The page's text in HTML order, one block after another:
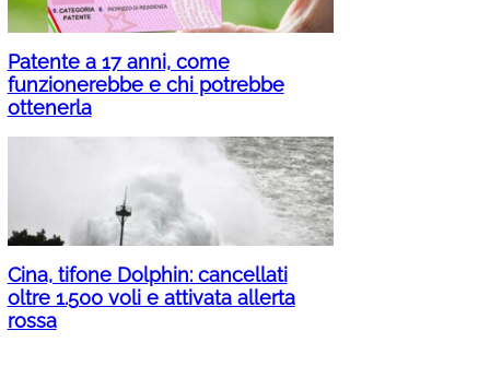
Patente a 17 anni, come
funzionerebbe e chi potrebbe
ottenerla
Cina, tifone Dolphin: cancellati
oltre 1.500 voli e attivata allerta
rossa